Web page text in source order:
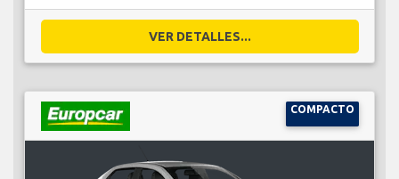
VER DETALLES...
COMPACTO